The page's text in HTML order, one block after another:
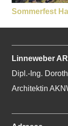
Sommerfest
Linneweber
Dipl.-Ing.
Architektin